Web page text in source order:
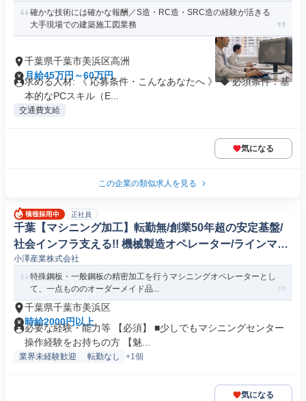
確かな技術には確かな報酬／S造・RC造・SRC造の経験が活きる
大手現場での建築施工図業務
千葉県千葉市美浜区高洲
月給45万円～60万円
求める人材: 《 応募条件・こんなあなたへ 》 ◆ 必須条件：基
本的なPCスキル（E...
交通費支給
気になる
この企業の類似求人を見る
正社員
千葉【マシニング加工】転勤無/創業50年超の安定基盤/
社会インフラ支える!! 機械製造オペレーター/ラインマネ
ージャー
小澤産業株式会社
特殊鋼板・一般鋼板の精密加工を行うマシニングオペレーターとし
て、一点もののオーダーメイド品...
千葉県千葉市美浜区
時給2000円以上
必要な経験・能力等 【必須】 ■少しでもマシニングセンター
操作経験をお持ちの方 【魅...
業界未経験歓迎 転勤なし +1個
気になる